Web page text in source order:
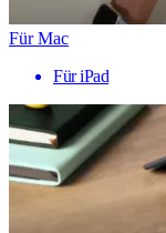
Für Mac
Für iPad